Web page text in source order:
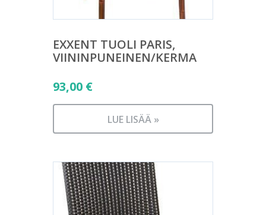
EXXENT TUOLI PARIS,
VIININPUNEINEN/KERMA
93,00 €
LUE LISÄÄ »